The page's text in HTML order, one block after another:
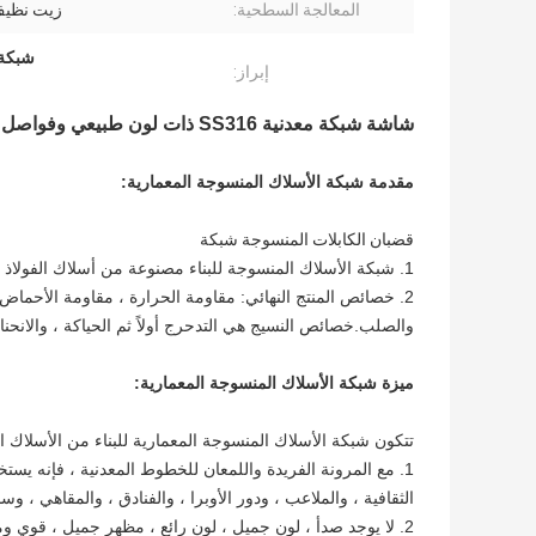
المعالجة السطحية: زيت
إبراز:
شاشة شبكة معدنية SS316 ذات لون طبيعي وفواصل للغرفة
مقدمة شبكة الأسلاك المنسوجة المعمارية:
قضبان الكابلات المنسوجة شبكة
1. شبكة الأسلاك المنسوجة للبناء مصنوعة من أسلاك الفولاذ المقاوم للصدأ 301 ، 302 ، 304 ، 304L ، 316 ، 316L ، 321
2. خصائص المنتج النهائي: مقاومة الحرارة ، مقاومة
والصلب.خصائص النسيج هي التدحرج أولاً ثم الحياكة ،
ميزة شبكة الأسلاك المنسوجة المعمارية:
تتكون شبكة الأسلاك المنسوجة المعمارية للبناء من الأسلاك
1. مع المرونة الفريدة واللمعان للخطوط المعدنية ،
الثقافية ، والملاعب ، ودور الأوبرا ، والفنادق ، والمقاهي
2. لا يوجد صدأ ، لون جميل ، لون رائع ، مظهر جميل ، قوي